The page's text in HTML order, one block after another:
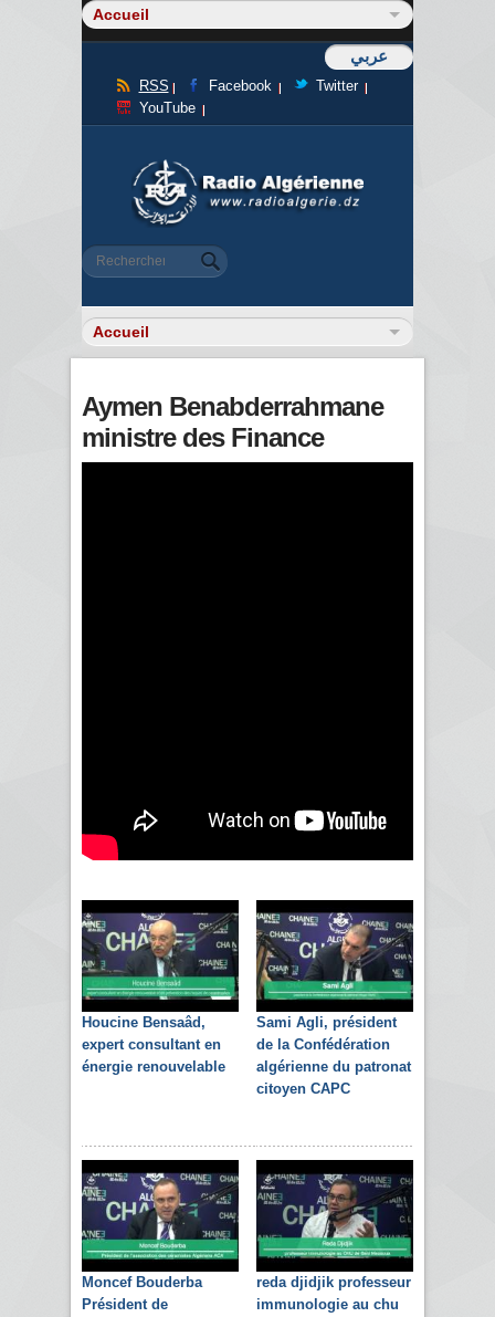
عربي
RSS Facebook
Twitter
YouTube
Formulaire de recherche
Rechercher
Aymen Benabderrahmane
ministre des Finance
Houcine Bensaâd,
expert consultant en
énergie renouvelable
Sami Agli, président
de la Confédération
algérienne du patronat
citoyen CAPC
Moncef Bouderba
Président de
reda djidjik professeur
immunologie au chu